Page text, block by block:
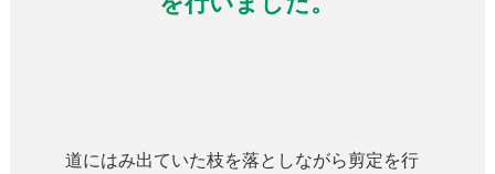
道にはみ出ていた枝を落としながら剪定を行